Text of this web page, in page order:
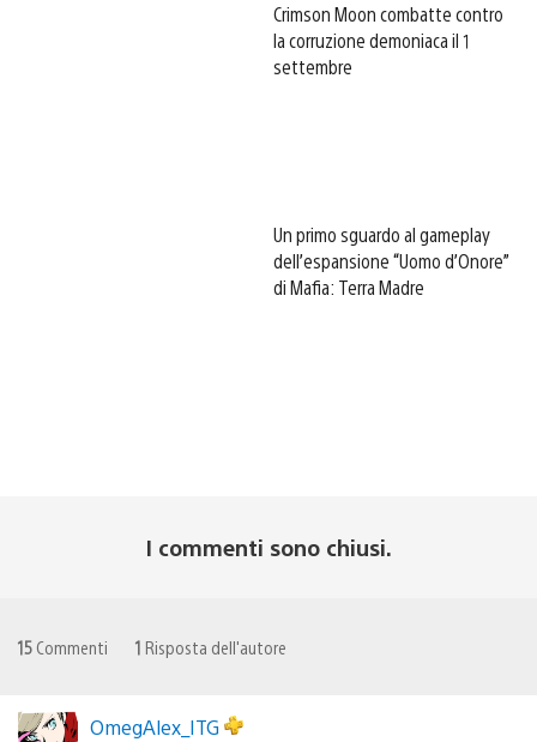
Crimson Moon combatte contro
la corruzione demoniaca il 1
settembre
Un primo sguardo al gameplay
dell’espansione “Uomo d’Onore”
di Mafia: Terra Madre
I commenti sono chiusi.
15 Commenti 1 Risposta dell'autore
OmegAlex_ITG